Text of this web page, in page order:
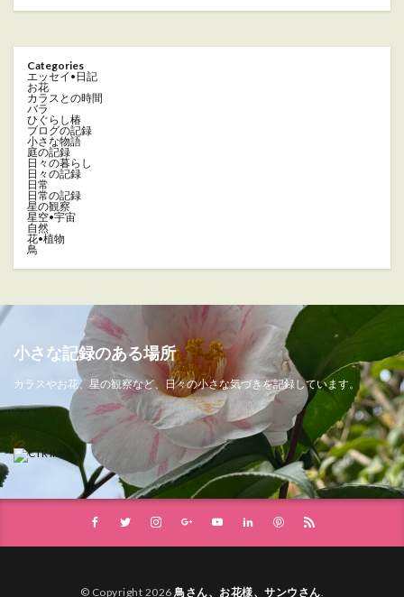
Categories
エッセイ•日記
お花
カラスとの時間
バラ
ひぐらし椿
ブログの記録
小さな物語
庭の記録
日々の暮らし
日々の記録
日常
日常の記録
星の観察
星空•宇宙
自然
花•植物
鳥
小さな記録のある場所
カラスやお花、星の観察など、日々の小さな気づきを記録しています。
© Copyright 2026鳥さん、お花様、サンウさん